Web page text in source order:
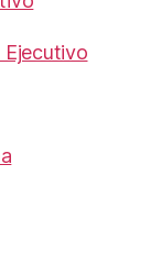
Ejecutivo